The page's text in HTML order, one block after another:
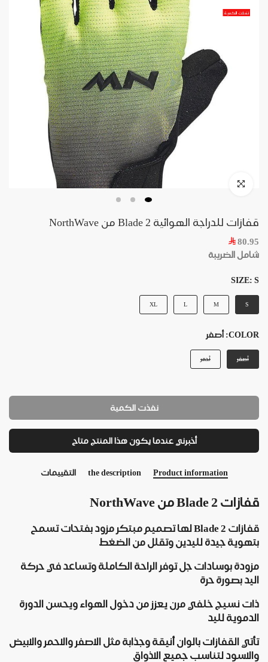
Skipنفذت الكمية
Click to enlarge
قفازات للدراجة الهوائية Blade 2 من NorthWave
80.95
شامل الضريبة
SIZE: S
S
M
L
XL
COLOR: أصفر
أصفر أحمر
نفذت الكمية
أخبرني عندما يكون هذا المنتج متاح
Product information
the description التقييمات
قفازات Blade 2 من NorthWave
قفازات Blade 2 لها تصميم مبتكر مزود بفتحات تسمح
بتهوية جيدة لليدين وتقلل من الضغط
مزودة بوسادات جل توفر الراحة الكاملة وتساعد في حركة
اليد بصورة حرة
ذات نسيج خلفي مرن يعزز من دخول الهواء ويحسن الدورة
الدموية لليد
تأتي القفازات بالوان أنيقة وجذابة مثل الاصفر والاحمر والابيض
والاسود لتناسب جميع الاذواق